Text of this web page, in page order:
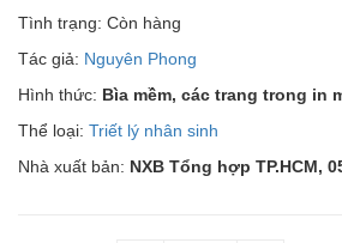
Tình trạng: Còn hàng
Tác giả: Nguyên Phong
Hình thức: Bìa mềm, các trang trong in
Thể loại: Triết lý nhân sinh
Nhà xuất bản: NXB Tổng hợp TP.HCM,